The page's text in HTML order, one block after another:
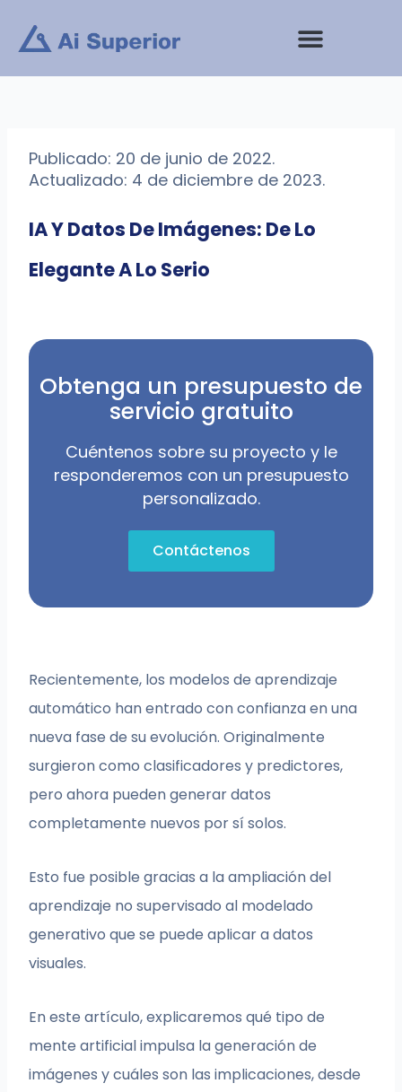
contenido
Publicado: 20 de junio de 2022.
Actualizado: 4 de diciembre de 2023.
IA Y Datos De Imágenes: De Lo
Elegante A Lo Serio
Obtenga un presupuesto de
servicio gratuito
Cuéntenos sobre su proyecto y le
responderemos con un presupuesto
personalizado.
Contáctenos
Recientemente, los modelos de aprendizaje
automático han entrado con confianza en una
nueva fase de su evolución. Originalmente
surgieron como clasificadores y predictores,
pero ahora pueden generar datos
completamente nuevos por sí solos.
Esto fue posible gracias a la ampliación del
aprendizaje no supervisado al modelado
generativo que se puede aplicar a datos
visuales.
En este artículo, explicaremos qué tipo de
mente artificial impulsa la generación de
imágenes y cuáles son las implicaciones, desde